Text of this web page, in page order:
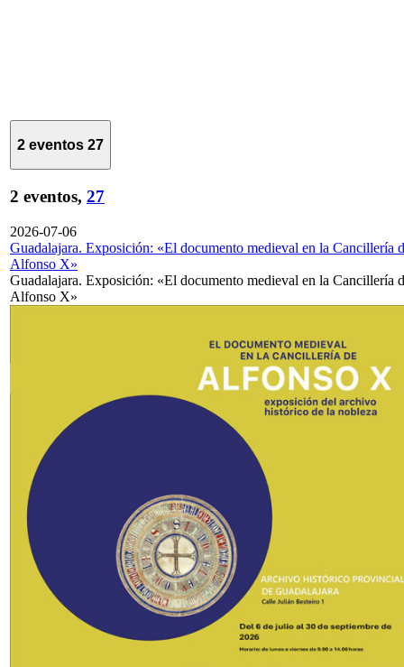
2 eventos 27
2 eventos, 27
2026-07-06
Guadalajara. Exposición: «El documento medieval en la Cancillería
Alfonso X»
Guadalajara. Exposición: «El documento medieval en la Cancillería
Alfonso X»